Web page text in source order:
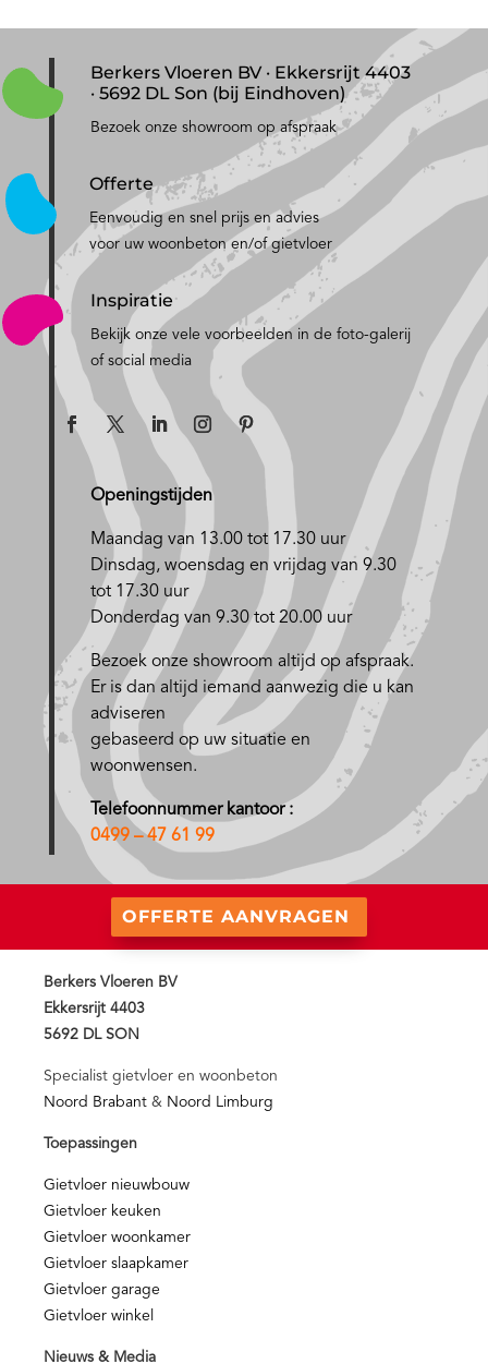
Berkers Vloeren BV · Ekkersrijt 4403
· 5692 DL Son (bij Eindhoven)
Bezoek onze showroom op afspraak
Offerte
Eenvoudig en snel prijs en advies
voor uw woonbeton en/of gietvloer
Inspiratie
Bekijk onze vele voorbeelden in de foto-galerij
of social media
Openingstijden
Maandag van 13.00 tot 17.30 uur
Dinsdag, woensdag en vrijdag van 9.30
tot 17.30 uur
Donderdag van 9.30 tot 20.00 uur
Bezoek onze showroom altijd op afspraak.
Er is dan altijd iemand aanwezig die u kan
adviseren
gebaseerd op uw situatie en
woonwensen.
Telefoonnummer kantoor :
0499 – 47 61 99
OFFERTE AANVRAGEN
Berkers Vloeren BV
Ekkersrijt 4403
5692 DL SON
Specialist gietvloer en woonbeton
Noord Brabant & Noord Limburg
Toepassingen
Gietvloer nieuwbouw
Gietvloer keuken
Gietvloer woonkamer
Gietvloer slaapkamer
Gietvloer garage
Gietvloer winkel
Nieuws & Media